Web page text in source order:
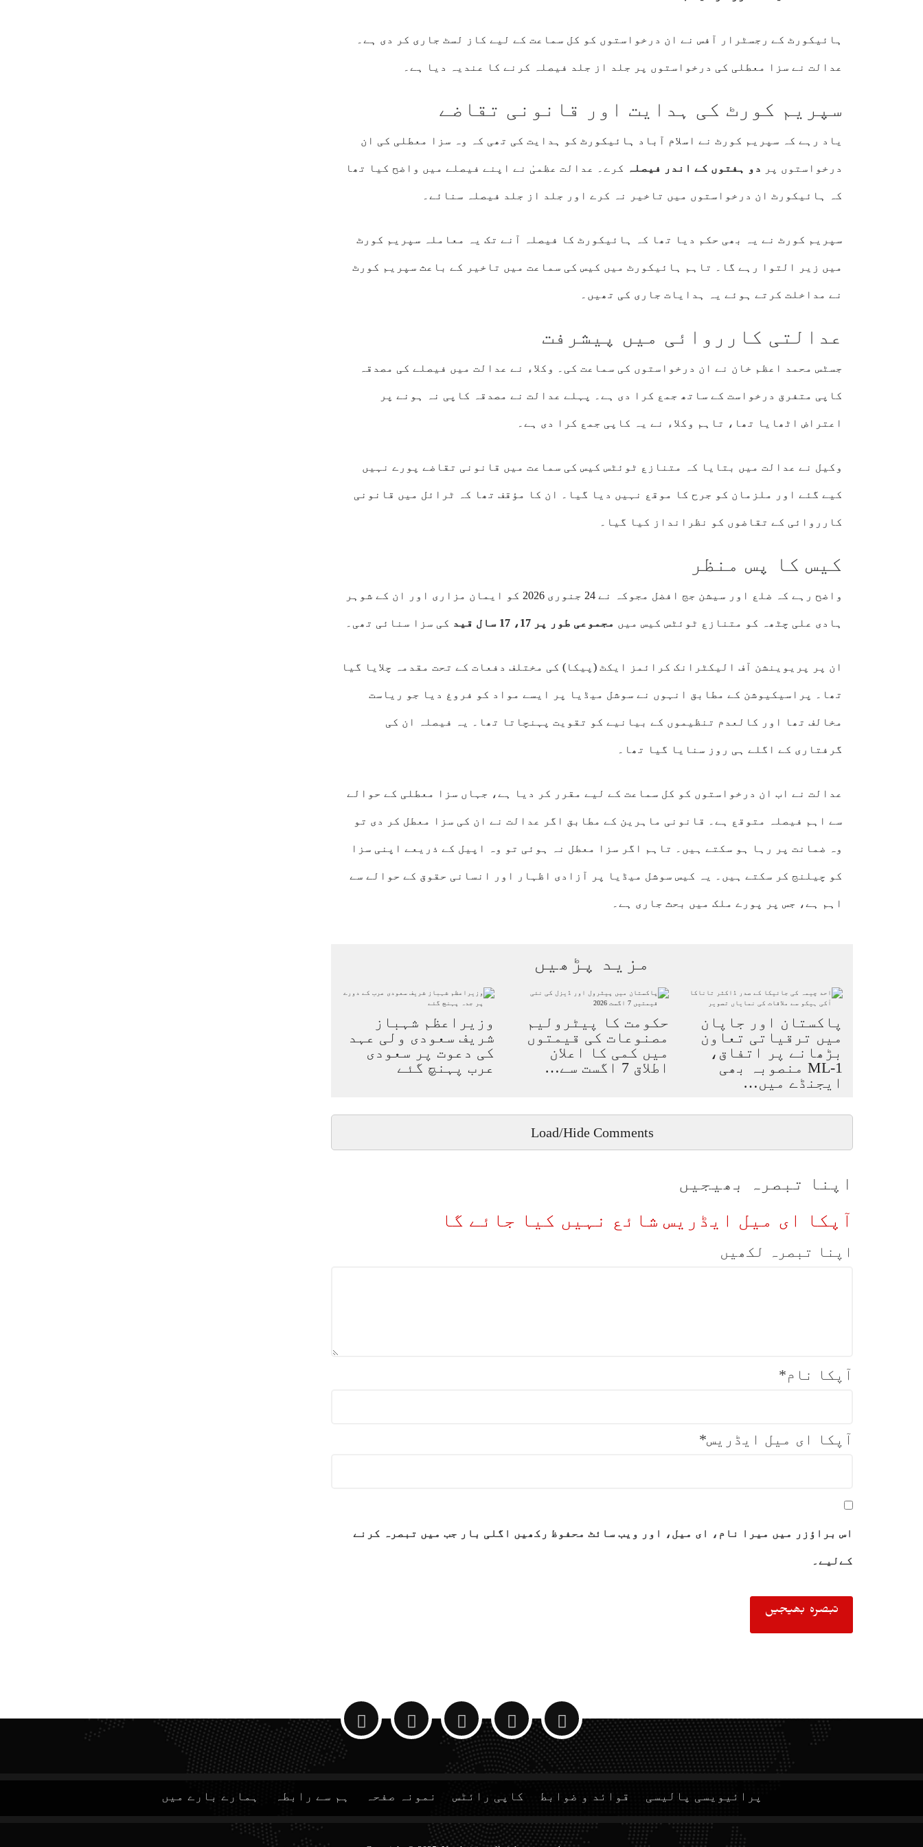
ہائیکورٹ کے رجسٹرار آفس نے ان درخواستوں کو کل سماعت کے لیے کاز لسٹ جاری کر دی ہے۔
عدالت نے سزا معطلی کی درخواستوں پر جلد از جلد فیصلہ کرنے کا عندیہ دیا ہے۔
سپریم کورٹ کی ہدایت اور قانونی تقاضے
یاد رہے کہ سپریم کورٹ نے اسلام آباد ہائیکورٹ کو ہدایت کی تھی کہ وہ سزا معطلی کی ان
درخواستوں پر دو ہفتوں کے اندر فیصلہ کرے۔ عدالت عظمیٰ نے اپنے فیصلے میں واضح کیا تھا
کہ ہائیکورٹ ان درخواستوں میں تاخیر نہ کرے اور جلد از جلد فیصلہ سنائے۔
سپریم کورٹ نے یہ بھی حکم دیا تھا کہ ہائیکورٹ کا فیصلہ آنے تک یہ معاملہ سپریم کورٹ
میں زیر التوا رہے گا۔ تاہم ہائیکورٹ میں کیس کی سماعت میں تاخیر کے باعث سپریم کورٹ
نے مداخلت کرتے ہوئے یہ ہدایات جاری کی تھیں۔
عدالتی کارروائی میں پیشرفت
جسٹس محمد اعظم خان نے ان درخواستوں کی سماعت کی۔ وکلاء نے عدالت میں فیصلے کی مصدقہ
کاپی متفرق درخواست کے ساتھ جمع کرا دی ہے۔ پہلے عدالت نے مصدقہ کاپی نہ ہونے پر
اعتراض اٹھایا تھا، تاہم وکلاء نے یہ کاپی جمع کرا دی ہے۔
وکیل نے عدالت میں بتایا کہ متنازع ٹوئٹس کیس کی سماعت میں قانونی تقاضے پورے نہیں
کیے گئے اور ملزمان کو جرح کا موقع نہیں دیا گیا۔ ان کا مؤقف تھا کہ ٹرائل میں قانونی
کارروائی کے تقاضوں کو نظرانداز کیا گیا۔
کیس کا پس منظر
واضح رہے کہ ضلع اور سیشن جج افضل مجوکہ نے 24 جنوری 2026 کو ایمان مزاری اور ان کے شوہر
ہادی علی چٹھہ کو متنازع ٹوئٹس کیس میں مجموعی طور پر 17، 17 سال قید کی سزا سنائی تھی۔
ان پر پریوینشن آف الیکٹرانک کرائمز ایکٹ (پیکا) کی مختلف دفعات کے تحت مقدمہ چلایا گیا
تھا۔ پراسیکیوشن کے مطابق انہوں نے سوشل میڈیا پر ایسے مواد کو فروغ دیا جو ریاست
مخالف تھا اور کالعدم تنظیموں کے بیانیے کو تقویت پہنچاتا تھا۔ یہ فیصلہ ان کی
گرفتاری کے اگلے ہی روز سنایا گیا تھا۔
عدالت نے اب ان درخواستوں کو کل سماعت کے لیے مقرر کر دیا ہے، جہاں سزا معطلی کے حوالے
سے اہم فیصلہ متوقع ہے۔ قانونی ماہرین کے مطابق اگر عدالت نے ان کی سزا معطل کر دی تو
وہ ضمانت پر رہا ہو سکتے ہیں۔ تاہم اگر سزا معطل نہ ہوئی تو وہ اپیل کے ذریعے اپنی سزا
کو چیلنج کر سکتے ہیں۔ یہ کیس سوشل میڈیا پر آزادی اظہار اور انسانی حقوق کے حوالے سے
اہم ہے، جس پر پورے ملک میں بحث جاری ہے۔
مزید پڑھیں
وزیراعظم شہباز
شریف سعودی ولی عہد
کی دعوت پر سعودی
عرب پہنچ گئے
حکومت کا پیٹرولیم
مصنوعات کی قیمتوں
میں کمی کا اعلان
اطلاق 7 اگست سے…
پاکستان اور جاپان
میں ترقیاتی تعاون
بڑھانے پر اتفاق،
ML-1 منصوبہ بھی
ایجنڈے میں…
Load/Hide Comments
اپنا تبصرہ بھیجیں
آپکا ای میل ایڈریس شائع نہیں کیا جائے گا
اپنا تبصرہ لکھیں
آپکا نام*
آپکا ای میل ایڈریس*
اس براؤزر میں میرا نام، ای میل، اور ویب سائٹ محفوظ رکھیں اگلی بار جب میں تبصرہ کرنے
کےلیے۔
پرائیویسی پالیسی قوائد و ضوابط کاپی رائٹس نمونہ صفحہ ہم سے رابطہ ہمارے بارے میں